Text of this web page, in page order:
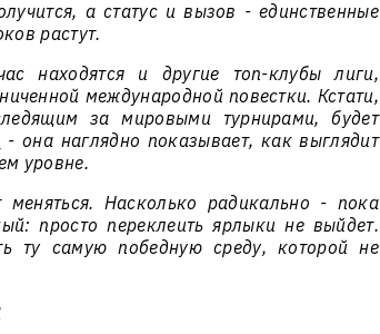
а статус и вызов - единственные
растут.
находятся и другие топ-клубы лиги,
международной повестки. Кстати,
за мировыми турнирами, будет
- она наглядно показывает, как выглядит
уровне.
Насколько радикально - пока
просто переклеить ярлыки не выйдет.
ту самую победную среду, которой не